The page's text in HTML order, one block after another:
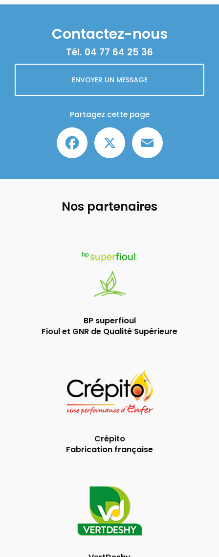
Contactez-nous
Tél. 04 77 64 25 36
ENVOYER UN MESSAGE
Partagez cette page
Facebook
Nos partenaires
BP superfioul
Fioul et GNR de Qualité Supérieure
Crépito
Fabrication française